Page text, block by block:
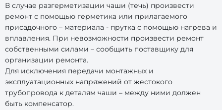
В случае разгерметизации чаши (течь) произвести
ремонт с помощью герметика или прилагаемого
присадочного – материала - прутка с помощью нагрева и
вплавления. При невозможности произвести ремонт
собственными силами – сообщить поставщику для
организации ремонта.
Для исключения передачи монтажных и
эксплуатационных напряжений от жестокого
трубопровода к деталям чаши – между ними должен
быть компенсатор.